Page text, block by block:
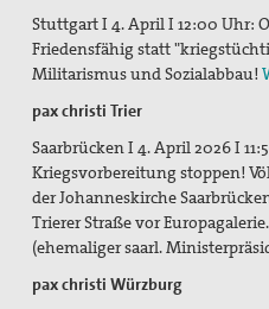
Stuttgart I 4. April I 12:00 Uhr:
Friedensfähig statt
Militarismus und Sozialabbau!
pax christi Trier
Saarbrücken I 4. April 2026 I
Kriegsvorbereitung stoppen!
der Johanneskirche
Trierer Straße vor
(ehemaliger saarl.
pax christi Würzburg